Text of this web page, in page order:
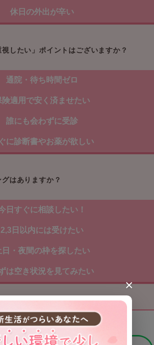
×
休日の外出が辛い
したい」ポイントはございますか？
通院・待ち時間ゼロ
険適用で安く済ませたい
誰にも会わずに受診
に診断書やお薬が欲しい
はありますか？
日すぐに相談したい！
2,3日以内には受けたい
日・夜間の枠を探したい
は空き状況を見てみたい